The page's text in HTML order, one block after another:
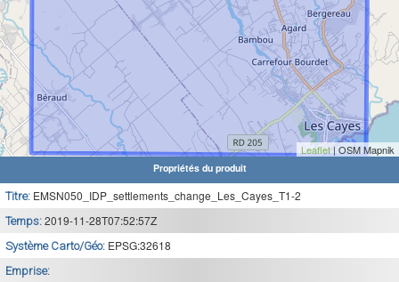
Leaflet | OSM Mapnik
Propriétés du produit
Titre: EMSN050_IDP_settlements_change_Les_Cayes_T1-2
Temps: 2019-11-28T07:52:57Z
Système Carto/Géo: EPSG:32618
Emprise: